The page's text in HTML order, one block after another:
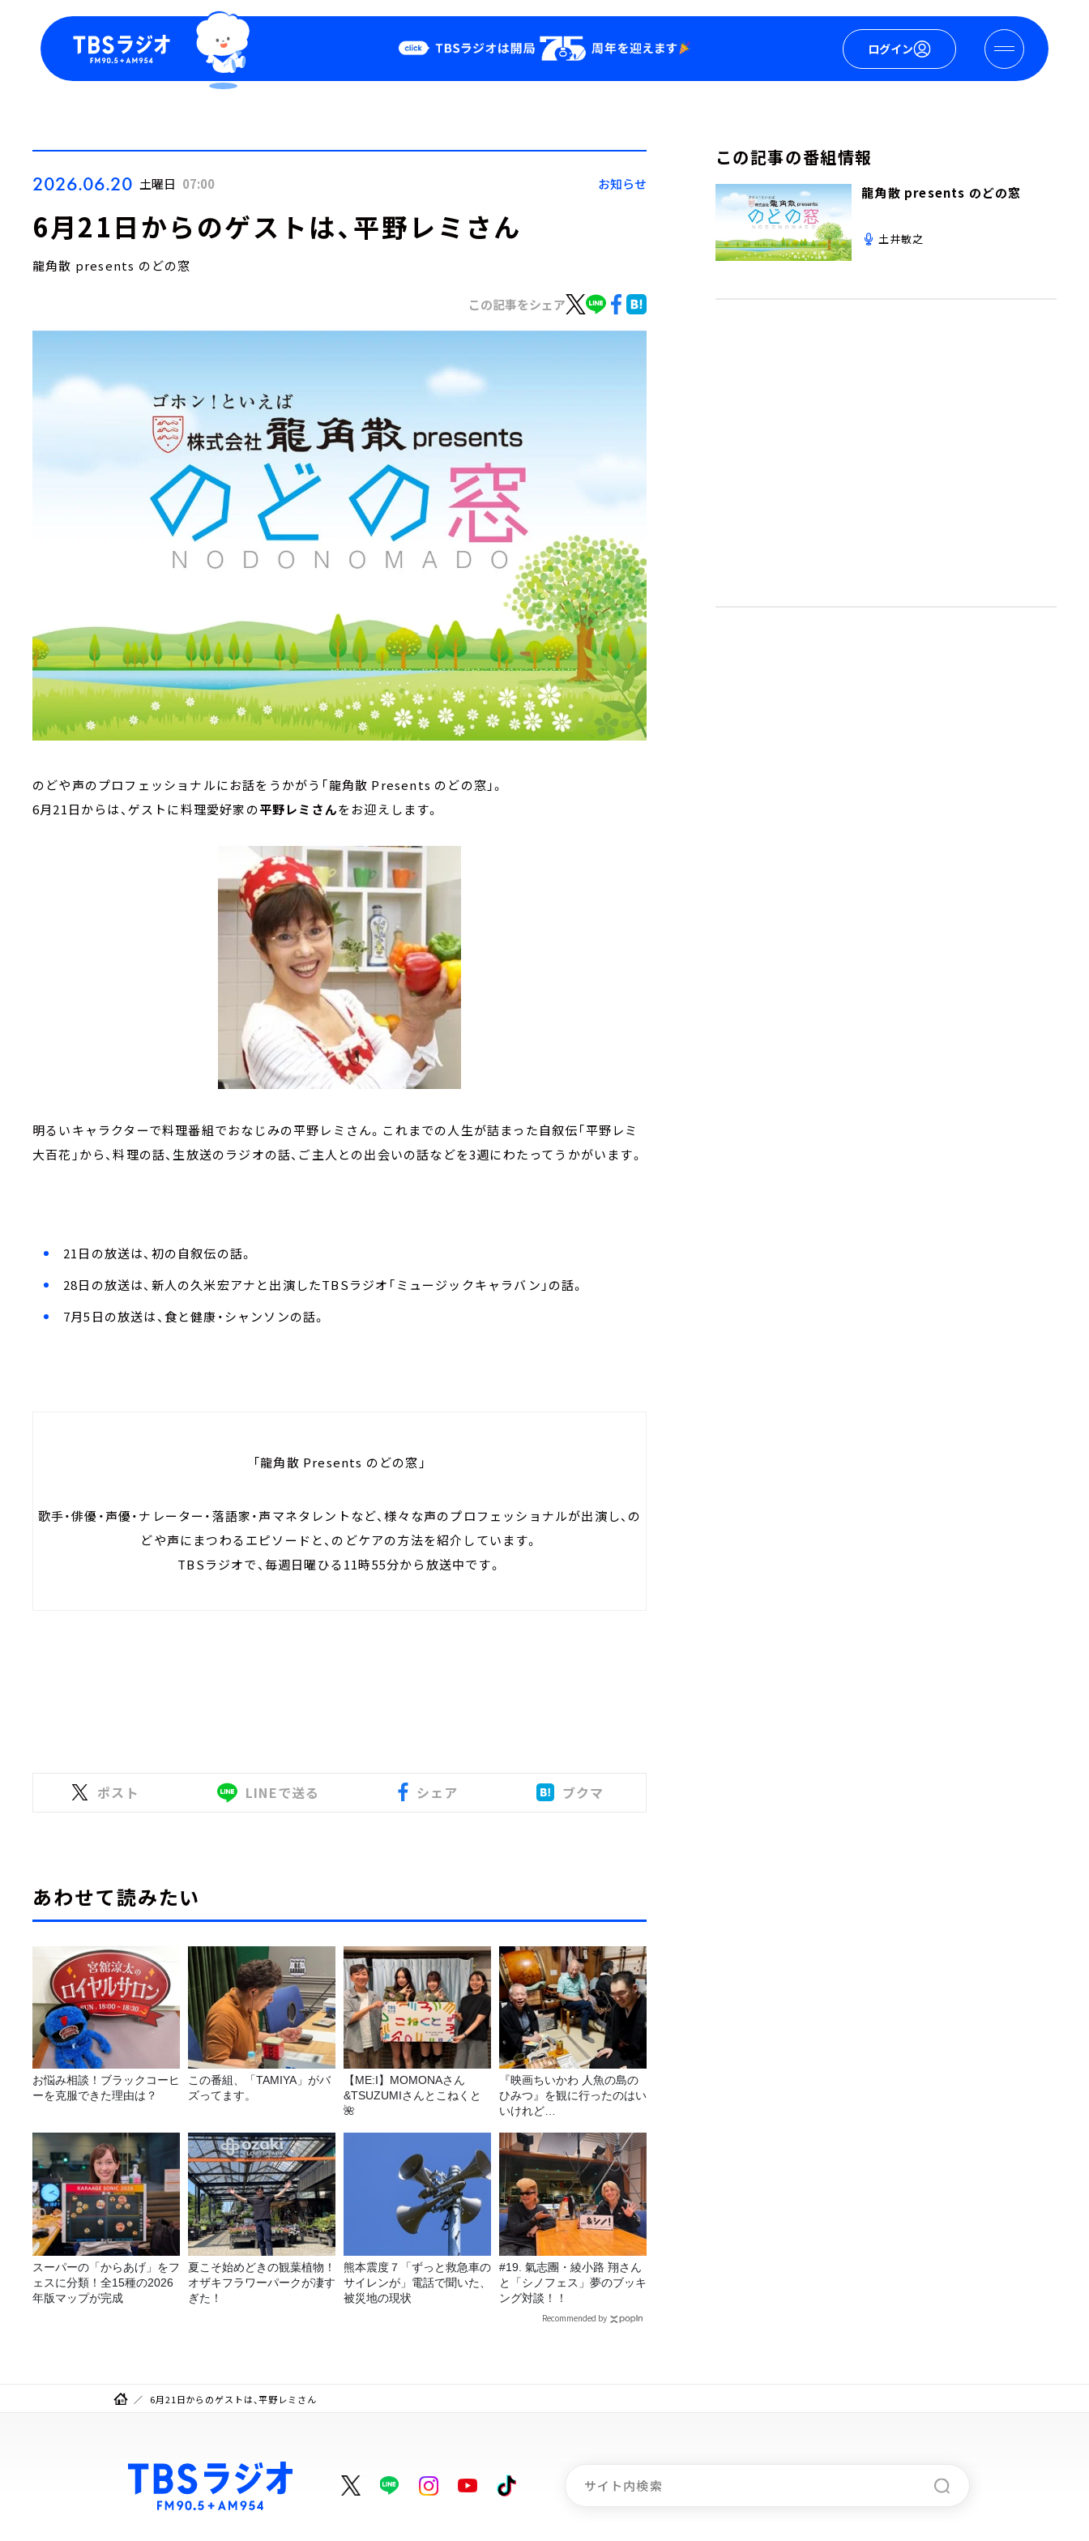
ログイン
Podcast
YouTube
2026.06.20 土曜日 07:00 お知らせ
6月21日からのゲストは、平野レミさん
龍角散 presents のどの窓
この記事をシェア
のどや声のプロフェッショナルにお話をうかがう「龍角散 Presents のどの窓」。
6月21日からは、ゲストに料理愛好家の平野レミさんをお迎えします。
明るいキャラクターで料理番組でおなじみの平野レミさん。これまでの人生が詰まった自叙伝「平野レミ
大百花」から、料理の話、生放送のラジオの話、ご主人との出会いの話などを3週にわたってうかがいます。
21日の放送は、初の自叙伝の話。
28日の放送は、新人の久米宏アナと出演したTBSラジオ「ミュージックキャラバン」の話。
7月5日の放送は、食と健康・シャンソンの話。
「龍角散 Presents のどの窓」
歌手・俳優・声優・ナレーター・落語家・声マネタレントなど、様々な声のプロフェッショナルが出演し、の
どや声にまつわるエピソードと、のどケアの方法を紹介しています。
TBSラジオで、毎週日曜ひる11時55分から放送中です。
ポスト LINEで送る シェア ブクマ
あわせて読みたい
お悩み相談！ブラックコーヒ
ーを克服できた理由は？
この番組、「TAMIYA」がバ
ズってます。
【ME:I】MOMONAさん
&TSUZUMIさんとこねくと
🌺
『映画ちいかわ 人魚の島の
ひみつ』を観に行ったのはい
いけれど…
スーパーの「からあげ」をフ
ェスに分類！全15種の2026
年版マップが完成
夏こそ始めどきの観葉植物！
オザキフラワーパークが凄す
ぎた！
熊本震度７「ずっと救急車の
サイレンが」電話で聞いた、
被災地の現状
#19. 氣志團・綾小路 翔さん
と「シノフェス」夢のブッキ
ング対談！！
Recommended by
この記事の番組情報
龍角散 presents のどの窓
土井敏之
6月21日からのゲストは、平野レミさん